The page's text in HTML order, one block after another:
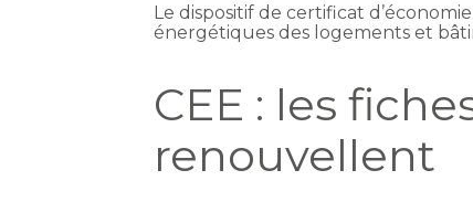
Le dispositif de certificat
énergétiques des logements et
CEE : les
renouvellent